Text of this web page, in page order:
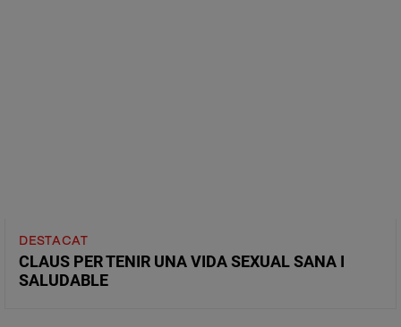
DESTACAT
CLAUS PER TENIR UNA VIDA SEXUAL SANA I
SALUDABLE